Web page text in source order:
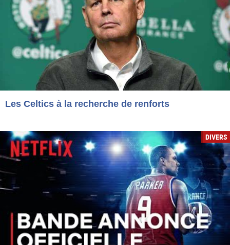
Les Celtics à la recherche de renforts
DIVERS